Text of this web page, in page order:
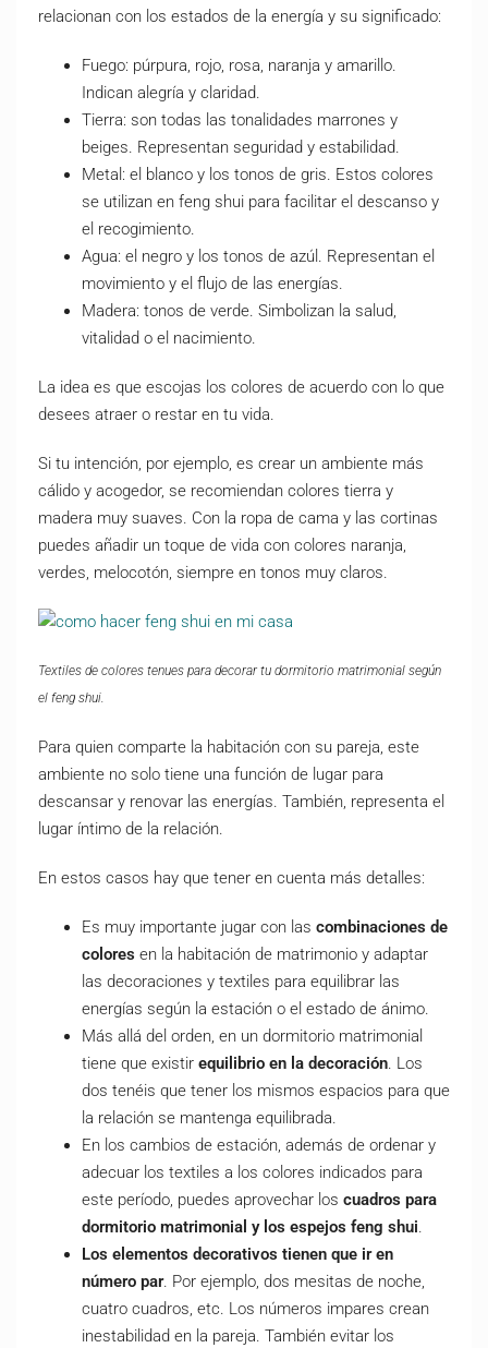
relacionan con los estados de la energía y su significado:
Fuego: púrpura, rojo, rosa, naranja y amarillo.
Indican alegría y claridad.
Tierra: son todas las tonalidades marrones y
beiges. Representan seguridad y estabilidad.
Metal: el blanco y los tonos de gris. Estos colores
se utilizan en feng shui para facilitar el descanso y
el recogimiento.
Agua: el negro y los tonos de azúl. Representan el
movimiento y el flujo de las energías.
Madera: tonos de verde. Simbolizan la salud,
vitalidad o el nacimiento.
La idea es que escojas los colores de acuerdo con lo que
desees atraer o restar en tu vida.
Si tu intención, por ejemplo, es crear un ambiente más
cálido y acogedor, se recomiendan colores tierra y
madera muy suaves. Con la ropa de cama y las cortinas
puedes añadir un toque de vida con colores naranja,
verdes, melocotón, siempre en tonos muy claros.
Textiles de colores tenues para decorar tu dormitorio matrimonial según
el feng shui.
Para quien comparte la habitación con su pareja, este
ambiente no solo tiene una función de lugar para
descansar y renovar las energías. También, representa el
lugar íntimo de la relación.
En estos casos hay que tener en cuenta más detalles:
Es muy importante jugar con las combinaciones de
colores en la habitación de matrimonio y adaptar
las decoraciones y textiles para equilibrar las
energías según la estación o el estado de ánimo.
Más allá del orden, en un dormitorio matrimonial
tiene que existir equilibrio en la decoración. Los
dos tenéis que tener los mismos espacios para que
la relación se mantenga equilibrada.
En los cambios de estación, además de ordenar y
adecuar los textiles a los colores indicados para
este período, puedes aprovechar los cuadros para
dormitorio matrimonial y los espejos feng shui.
Los elementos decorativos tienen que ir en
número par. Por ejemplo, dos mesitas de noche,
cuatro cuadros, etc. Los números impares crean
inestabilidad en la pareja. También evitar los